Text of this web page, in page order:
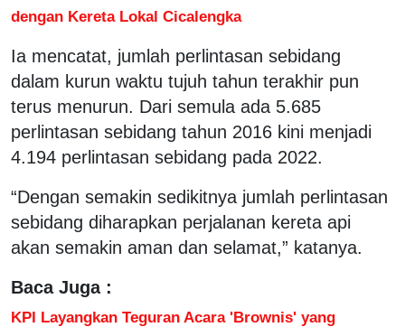
dengan Kereta Lokal Cicalengka
Ia mencatat, jumlah perlintasan sebidang
dalam kurun waktu tujuh tahun terakhir pun
terus menurun. Dari semula ada 5.685
perlintasan sebidang tahun 2016 kini menjadi
4.194 perlintasan sebidang pada 2022.
“Dengan semakin sedikitnya jumlah perlintasan
sebidang diharapkan perjalanan kereta api
akan semakin aman dan selamat,” katanya.
Baca Juga :
KPI Layangkan Teguran Acara 'Brownis' yang